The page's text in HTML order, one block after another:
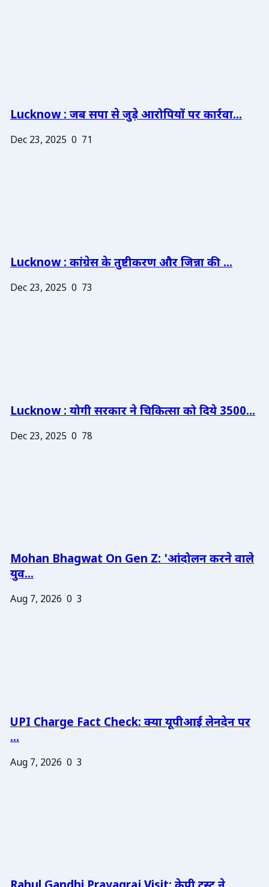
Lucknow : जब सपा से जुड़े आरोपियों पर कार्रवा...
Dec 23, 2025 0 71
Lucknow : कांग्रेस के तुष्टीकरण और जिन्ना की ...
Dec 23, 2025 0 73
Lucknow : योगी सरकार ने चिकित्सा को दिये 3500...
Dec 23, 2025 0 78
Mohan Bhagwat On Gen Z: 'आंदोलन करने वाले
युव...
Aug 7, 2026 0 3
UPI Charge Fact Check: क्या यूपीआई लेनदेन पर
...
Aug 7, 2026 0 3